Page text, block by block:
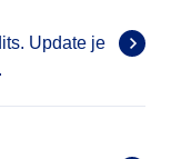
Update je